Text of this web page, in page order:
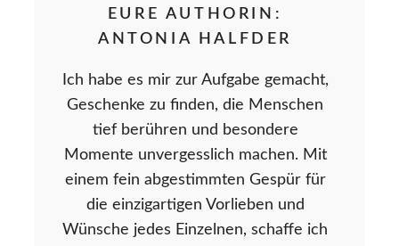
EURE AUTHORIN:
ANTONIA HALFDER
Ich habe es mir zur Aufgabe gemacht,
Geschenke zu finden, die Menschen
tief berühren und besondere
Momente unvergesslich machen. Mit
einem fein abgestimmten Gespür für
die einzigartigen Vorlieben und
Wünsche jedes Einzelnen, schaffe ich